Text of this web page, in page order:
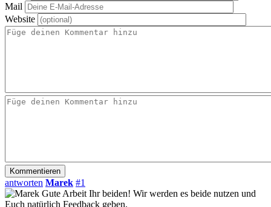
Mail
Website
antworten Marek #1
Gute Arbeit Ihr beiden! Wir werden es beide nutzen und
Euch natürlich Feedback geben.